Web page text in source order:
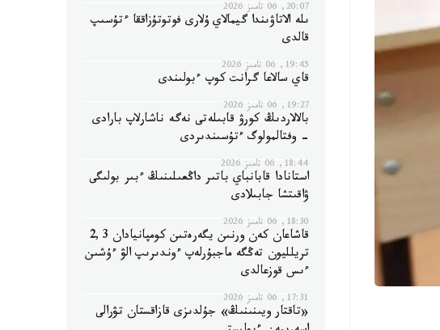
20:07, 06 تامىز 2026
ىلە الاتاۋىندا گيمالاي ۇلارى فوتوتۇزاققا ءتۇسىپ
قالدى
19:45, 06 تامىز 2026
قاي سالاعا گرانت كوپ ءبولىندى
19:27, 06 تامىز 2026
بالالاردىڭ كورۋ قابىلەتى نەگە ناشارلاپ بارادى
- وفتالمولوگ ءتۇسىندىردى
18:44, 06 تامىز 2026
استانادا قابانباي باتىر داڭعىلىنىڭ ءبىر بولىگى
ۋاقىتشا جابىلادى
18:30, 06 تامىز 2026
قاشاعان كەن ورنىن يگەرەتىن كومپانيادان 2,3
تريلليون تەڭگە ماجبۇرلەپ ءوندىرىپ الۋ ءۇشىن
ءىس قوزعالدى
17:31, 06 تامىز 2026
«تاقتار ويىنىنىڭ» جۇلدىزى قازاقستان تۋرالى